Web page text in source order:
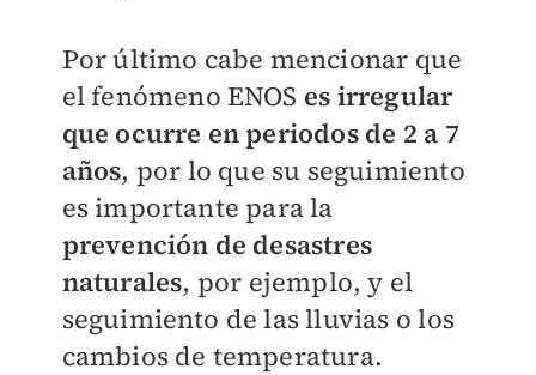
Por último cabe mencionar que
el fenómeno ENOS es irregular
que ocurre en periodos de 2 a 7
años, por lo que su seguimiento
es importante para la
prevención de desastres
naturales, por ejemplo, y el
seguimiento de las lluvias o los
cambios de temperatura.